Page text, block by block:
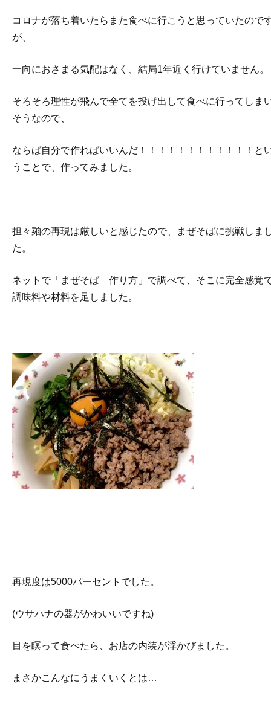
コロナが落ち着いたらまた食べに行こうと思っていたので
が、
一向におさまる気配はなく、結局1年近く行けていません。
そろそろ理性が飛んで全てを投げ出して食べに行ってしま
そうなので、
ならば自分で作ればいいんだ！！！！！！！！！！！！と
うことで、作ってみました。
担々麺の再現は厳しいと感じたので、まぜそばに挑戦しま
た。
ネットで「まぜそば 作り方」で調べて、そこに完全感覚
調味料や材料を足しました。
再現度は5000パーセントでした。
(ウサハナの器がかわいいですね)
目を瞑って食べたら、お店の内装が浮かびました。
まさかこんなにうまくいくとは…